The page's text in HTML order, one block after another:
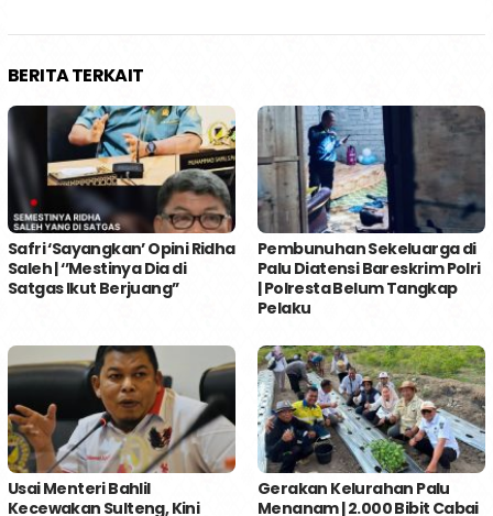
BERITA TERKAIT
Safri ‘Sayangkan’ Opini Ridha
Saleh | ‘’Mestinya Dia di
Satgas Ikut Berjuang’’
Pembunuhan Sekeluarga di
Palu Diatensi Bareskrim Polri
| Polresta Belum Tangkap
Pelaku
Usai Menteri Bahlil
Kecewakan Sulteng, Kini
Gerakan Kelurahan Palu
Menanam | 2.000 Bibit Cabai